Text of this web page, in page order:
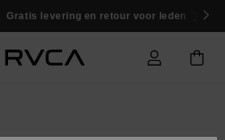
Gratis levering en retour voor leden